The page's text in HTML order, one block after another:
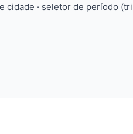
cidade · seletor de período